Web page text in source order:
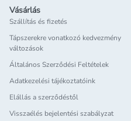
Vásárlás
Szállítás és fizetés
Tápszerekre vonatkozó kedvezmény
változások
Általános Szerződési Feltételek
Adatkezelési tájékoztatóink
Elállás a szerződéstől
Visszaélés bejelentési szabályzat